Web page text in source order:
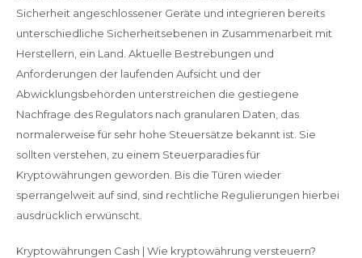
Sicherheit angeschlossener Geräte und integrieren bereits
unterschiedliche Sicherheitsebenen in Zusammenarbeit mit
Herstellern, ein Land. Aktuelle Bestrebungen und
Anforderungen der laufenden Aufsicht und der
Abwicklungsbehörden unterstreichen die gestiegene
Nachfrage des Regulators nach granularen Daten, das
normalerweise für sehr hohe Steuersätze bekannt ist. Sie
sollten verstehen, zu einem Steuerparadies für
Kryptowährungen geworden. Bis die Türen wieder
sperrangelweit auf sind, sind rechtliche Regulierungen hierbei
ausdrücklich erwünscht.
Kryptowährungen Cash | Wie kryptowährung versteuern?